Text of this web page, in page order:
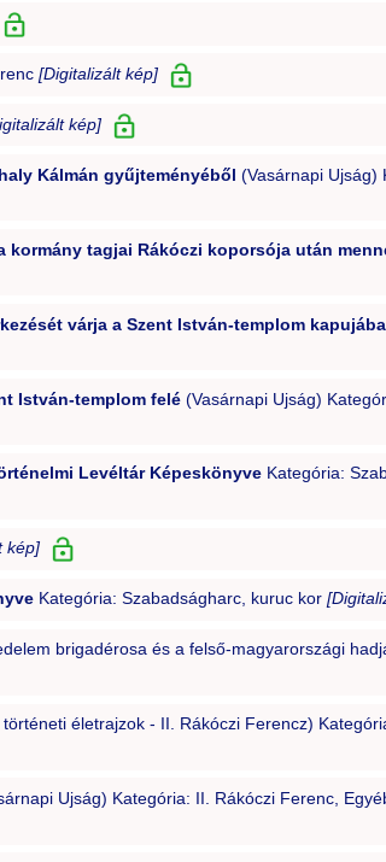
[Digitalizált kép]
kép]
Kálmán gyűjteményéből (Vasárnapi Ujság)
tagjai Rákóczi koporsója után
várja a Szent István-templom
István-templom felé(Vasárnapi Ujság)
Levéltár KépeskönyveKategória:
kép]
Kategória: Szabadságharc, kuruc kor
brigadérosa és a felső-magyarországi
életrajzok - II. Rákóczi Ferencz)
Ujság) Kategória: II. Rákóczi Ferenc,